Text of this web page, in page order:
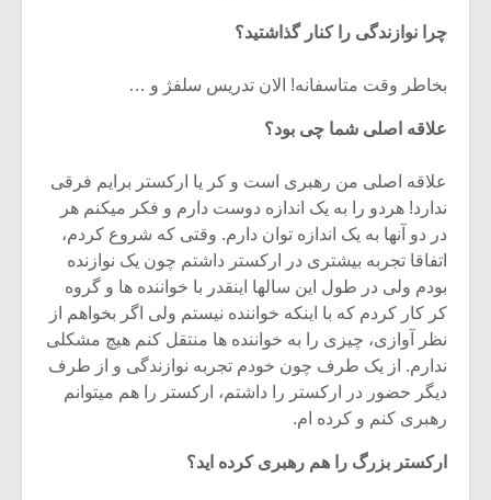
چرا نوازندگی را کنار گذاشتید؟
بخاطر وقت متاسفانه! الان تدریس سلفژ و …
علاقه اصلی شما چی بود؟
علاقه اصلی من رهبری است و کر یا ارکستر برایم فرقی
ندارد! هردو را به یک اندازه دوست دارم و فکر میکنم هر
در دو آنها به یک اندازه توان دارم. وقتی که شروع کردم،
اتفاقا تجربه بیشتری در ارکستر داشتم چون یک نوازنده
بودم ولی در طول این سالها اینقدر با خواننده ها و گروه
کر کار کردم که با اینکه خواننده نیستم ولی اگر بخواهم از
نظر آوازی، چیزی را به خواننده ها منتقل کنم هیچ مشکلی
ندارم. از یک طرف چون خودم تجربه نوازندگی و از طرف
دیگر حضور در ارکستر را داشتم، ارکستر را هم میتوانم
رهبری کنم و کرده ام.
ارکستر بزرگ را هم رهبری کرده اید؟